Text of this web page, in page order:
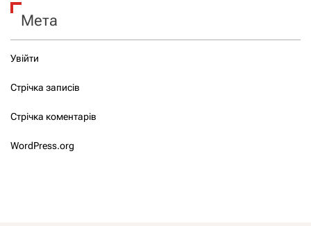
Мета
Увійти
Стрічка записів
Стрічка коментарів
WordPress.org